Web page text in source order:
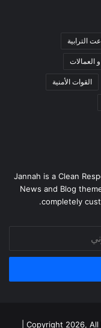
الترابية
العمالات
القوات الأمنية
Jannah is a Clean
News and Blog
completely